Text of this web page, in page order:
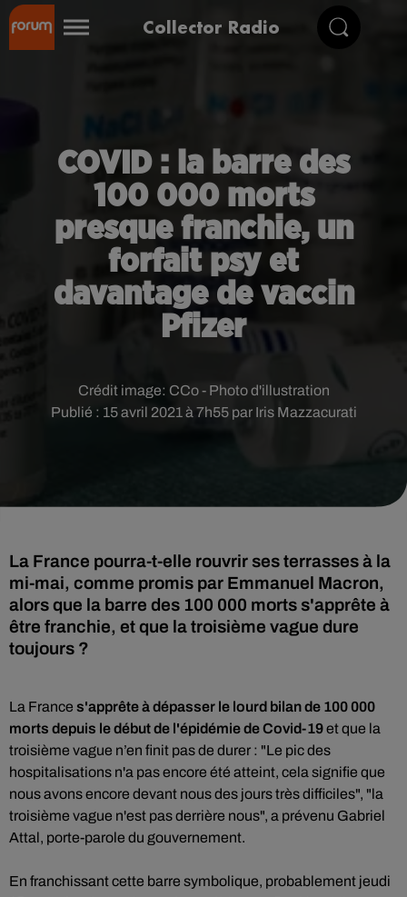
Collector Radio
COVID : la barre des
100 000 morts
presque franchie, un
forfait psy et
davantage de vaccin
Pfizer
Publié : 15 avril 2021 à 7h55 par Iris Mazzacurati
Crédit image: CCo - Photo d'illustration
La France pourra-t-elle rouvrir ses terrasses à la
mi-mai, comme promis par Emmanuel Macron,
alors que la barre des 100 000 morts s'apprête à
être franchie, et que la troisième vague dure
toujours ?
La France s'apprête à dépasser le lourd bilan de 100 000
morts depuis le début de l'épidémie de Covid-19et que la
troisième vague n’en finit pas de durer : "Le pic des
hospitalisations n'a pas encore été atteint, cela signifie que
nous avons encore devant nous des jours très difficiles", "la
troisième vague n'est pas derrière nous", a prévenu Gabriel
Attal, porte-parole du gouvernement.
En franchissant cette barre symbolique, probablement jeudi